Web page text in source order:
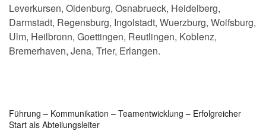
Leverkursen, Oldenburg, Osnabrueck, Heidelberg,
Darmstadt, Regensburg, Ingolstadt, Wuerzburg, Wolfsburg,
Ulm, Heilbronn, Goettingen, Reutlingen, Koblenz,
Bremerhaven, Jena, Trier, Erlangen.
Führung – Kommunikation – Teamentwicklung – Erfolgreicher
Start als Abteilungsleiter